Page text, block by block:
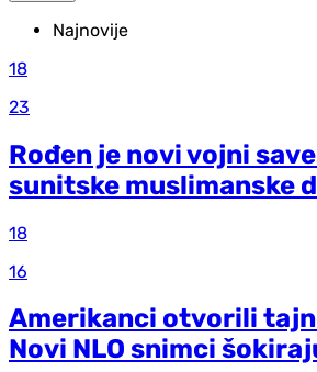
Najnovije
18
23
Rođen je novi vojni
sunitske muslimanske
18
16
Amerikanci otvorili
Novi NLO snimci